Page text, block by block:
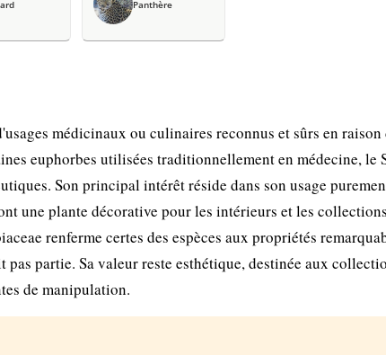
Panthère
médicinaux ou culinaires reconnus et sûrs en
euphorbes utilisées traditionnellement en médecine, le
Son principal intérêt réside dans son usage
une plante décorative pour les intérieurs et les
renferme certes des espèces aux propriétés
pas partie. Sa valeur reste esthétique, destinée aux
de manipulation.